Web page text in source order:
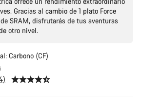
Gracias al cambio de 1 plato Force
SRAM, disfrutarás de tus aventuras
otro nivel.
Carbono (CF)